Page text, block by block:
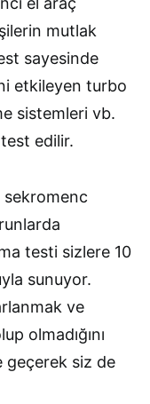
mutlak
sayesinde
etkileyen turbo
sistemleri vb.
test edilir.
sekromenc
testi sizlere 10
sunuyor.
ve
olmadığını
geçerek siz de